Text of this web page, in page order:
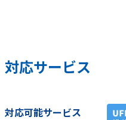
対応サービス
対応可能サービス